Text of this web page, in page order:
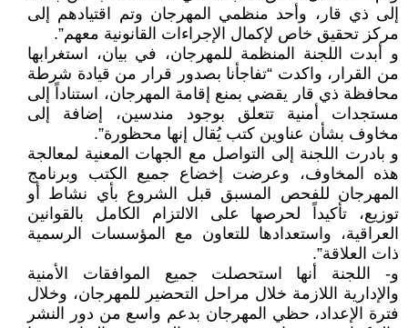
إلى ذي قار، وأحد منظمي المهرجان وتم اقتيادهم إلى
مركز تحقيق خاص لإكمال الإجراءات القانونية معهم”.
و أبدت اللجنة المنظمة للمهرجان، في بيان، استغرابها
من القرار، واكدت “تفاجأنا بصدور قرار من قيادة شرطة
محافظة ذي قار يقضي بمنع إقامة المهرجان، استناداً إلى
مستجدات أمنية تتعلق بوجود مندسين، إضافة إلى
مخاوف بشأن عناوين كتب يُقال إنها محظورة”.
و بادرت اللجنة إلى التواصل مع الجهات المعنية لمعالجة
هذه المخاوف، وعرضت إخضاع جميع الكتب وبرنامج
المهرجان للفحص المسبق قبل الشروع بأي نشاط أو
توزيع، تأكيداً لحرصها على الالتزام الكامل بالقوانين
العراقية، واستعدادها للتعاون مع المؤسسات الرسمية
ذات العلاقة”.
و- اللجنة أنها استحصلت جميع الموافقات الأمنية
والإدارية اللازمة خلال مراحل التحضير للمهرجان، وخلال
فترة الإعداد، حظي المهرجان بدعم واسع من دور النشر